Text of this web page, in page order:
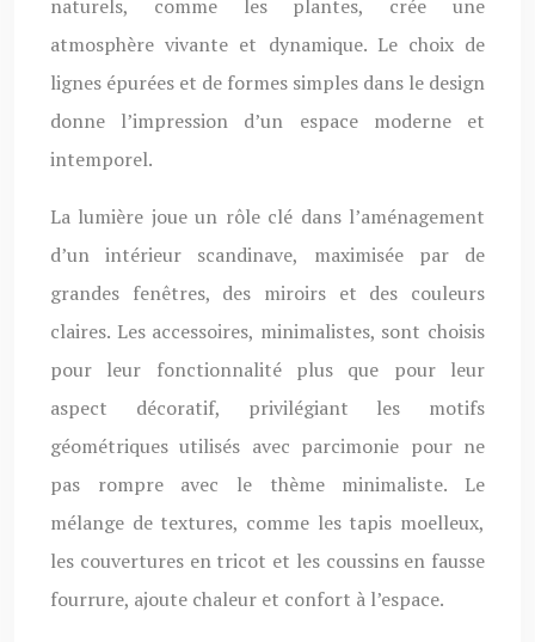
naturels, comme les plantes, crée une
atmosphère vivante et dynamique. Le choix de
lignes épurées et de formes simples dans le design
donne l’impression d’un espace moderne et
intemporel.
La lumière joue un rôle clé dans l’aménagement
d’un intérieur scandinave, maximisée par de
grandes fenêtres, des miroirs et des couleurs
claires. Les accessoires, minimalistes, sont choisis
pour leur fonctionnalité plus que pour leur
aspect décoratif, privilégiant les motifs
géométriques utilisés avec parcimonie pour ne
pas rompre avec le thème minimaliste. Le
mélange de textures, comme les tapis moelleux,
les couvertures en tricot et les coussins en fausse
fourrure, ajoute chaleur et confort à l’espace.